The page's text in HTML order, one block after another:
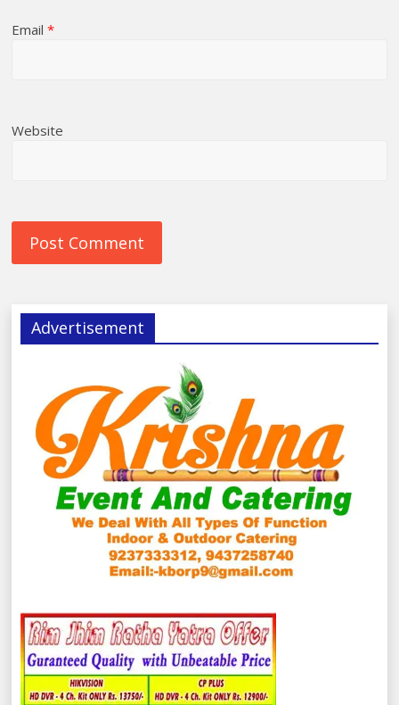
Email*
Website
Advertisement